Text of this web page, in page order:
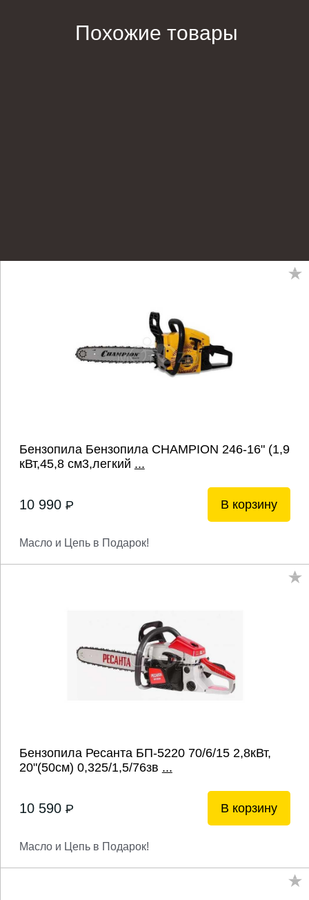
Похожие товары
Бензопила Бензопила CHAMPION 246-16" (1,9
кВт,45,8 см3,легкий ...
10 990 P В корзину
Масло и Цепь в Подарок!
Бензопила Ресанта БП-5220 70/6/15 2,8кВт,
20"(50см) 0,325/1,5/76зв ...
10 590 P В корзину
Масло и Цепь в Подарок!